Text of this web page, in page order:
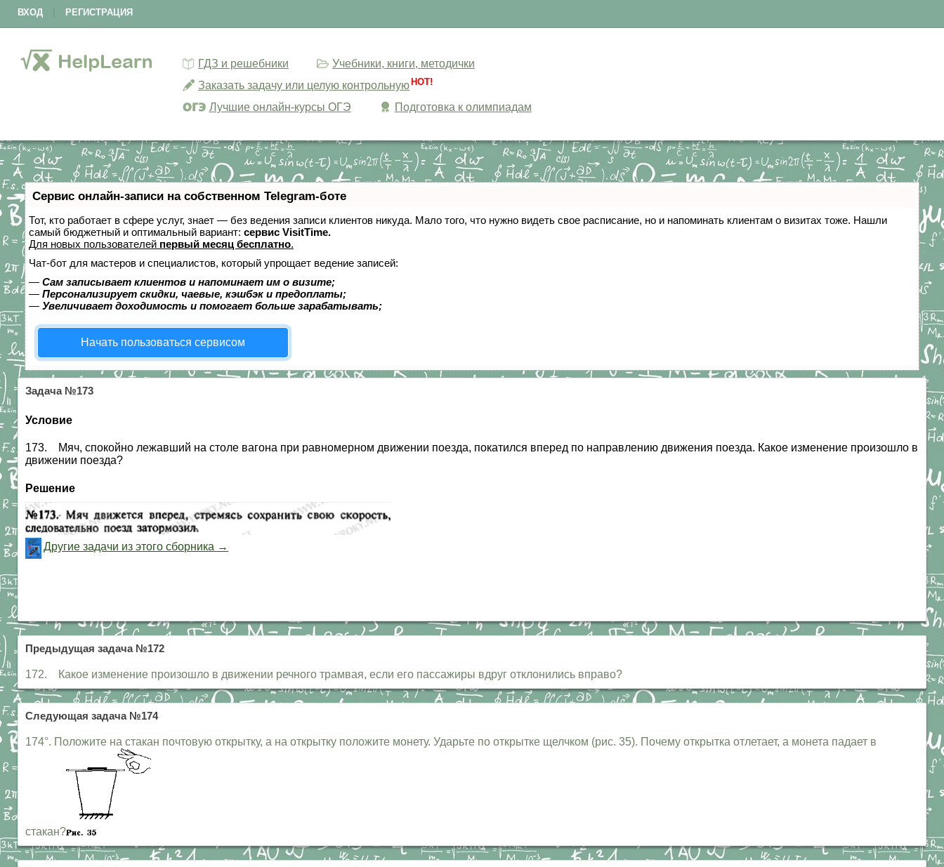
ВХОД РЕГИСТРАЦИЯ
ГДЗ и решебники
Учебники, книги, методички
Заказать задачу или целую контрольную HOT!
Лучшие онлайн-курсы ОГЭ Подготовка к олимпиадам
Сервис онлайн-записи на собственном Telegram-боте
Тот, кто работает в сфере услуг, знает — без ведения записи клиентов никуда. Мало того, что нужно видеть свое расписание, но и напоминать клиентам о визитах тоже. Нашли
самый бюджетный и оптимальный вариант: сервис VisitTime.
Для новых пользователей первый месяц бесплатно.
Чат-бот для мастеров и специалистов, который упрощает ведение записей:
— Сам записывает клиентов и напоминает им о визите;
— Персонализирует скидки, чаевые, кэшбэк и предоплаты;
— Увеличивает доходимость и помогает больше зарабатывать;
Начать пользоваться сервисом
Задача №173
Условие
173. Мяч, спокойно лежавший на столе вагона при равномерном движении поезда, покатился вперед по направлению движения поезда. Какое изменение произошло в
движении поезда?
Решение
Другие задачи из этого сборника →
Предыдущая задача №172
172. Какое изменение произошло в движении речного трамвая, если его пассажиры вдруг отклонились вправо?
Следующая задача №174
174°. Положите на стакан почтовую открытку, а на открытку положите монету. Ударьте по открытке щелчком (рис. 35). Почему открытка отлетает, а монета падает в
стакан?